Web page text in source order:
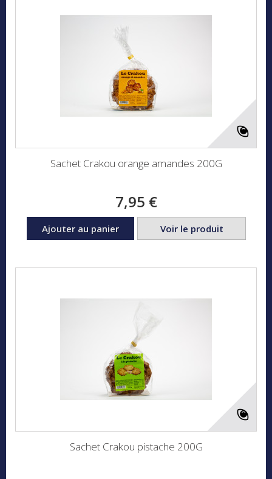
Sachet Crakou orange amandes 200G
7,95 €
Ajouter au panier Voir le produit
Sachet Crakou pistache 200G